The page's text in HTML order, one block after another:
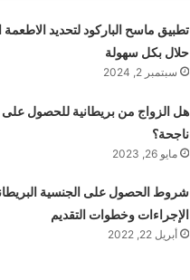
تطبيق ماسح الباركود لتحديد الاطعمة
حلال بكل سهولة
سبتمبر 2, 2024
هل الزواج من بريطانية للحصول على
ناجحة؟
مايو 26, 2023
شروط الحصول على الجنسية
الإجراءات وخطوات التقديم
أبريل 22, 2022